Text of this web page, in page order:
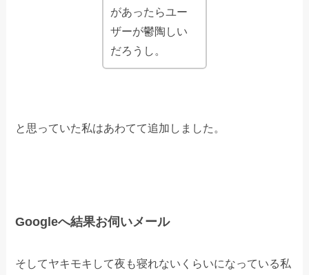
があったらユー
ザーが鬱陶しい
だろうし。
と思っていた私はあわてて追加しました。
Googleへ結果お伺いメール
そしてヤキモキして夜も寝れないくらいになっている私